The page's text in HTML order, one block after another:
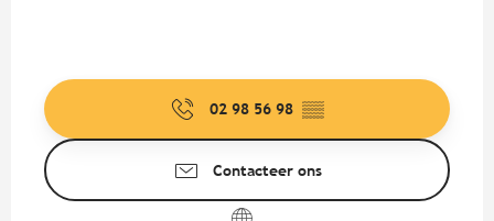
02 98 56 98 ▒▒
Contacteer ons